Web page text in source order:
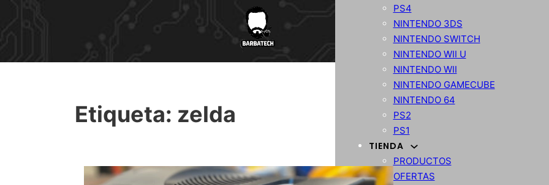
PS4
NINTENDO 3DS
NINTENDO SWITCH
NINTENDO WII U
NINTENDO WII
NINTENDO GAMECUBE
NINTENDO 64
PS2
PS1
TIENDA
PRODUCTOS
OFERTAS
Etiqueta: zelda